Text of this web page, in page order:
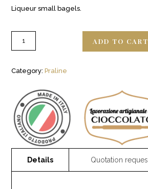
Liqueur small bagels.
ADD TO CART
Category:Praline